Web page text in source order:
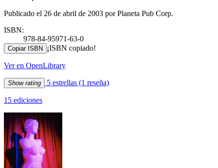
Publicado el 26 de abril de 2003 por Planeta Pub Corp.
ISBN:
978-84-95971-63-0
Copiar ISBN ¡ISBN copiado!
Ver en OpenLibrary
Show rating 5 estrellas (1 reseña)
15 ediciones